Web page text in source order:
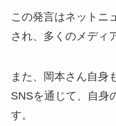
この発言はネットニ
され、多くのメディ
また、岡本さん自身
SNSを通じて、自身
す。